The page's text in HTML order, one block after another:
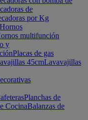
de
por Kg
Hornos
multifunción
y
Placas de gas
45cmLavavajillas
Planchas de
CocinaBalanzas de